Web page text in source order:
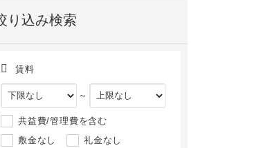
り込み検索
賃料
～
共益費/管理費を含む
敷金なし
礼金なし